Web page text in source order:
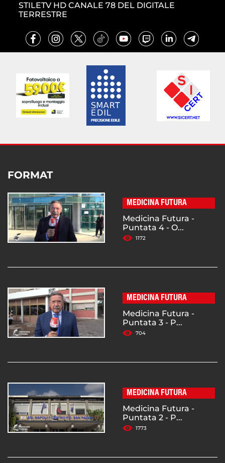
STILETV HD CANALE 78 DEL DIGITALE
TERRESTRE
FORMAT
MEDICINA FUTURA
Medicina Futura -
Puntata 4 - O...
1172
MEDICINA FUTURA
Medicina Futura -
Puntata 3 - P...
704
MEDICINA FUTURA
Medicina Futura -
Puntata 2 - P...
1773